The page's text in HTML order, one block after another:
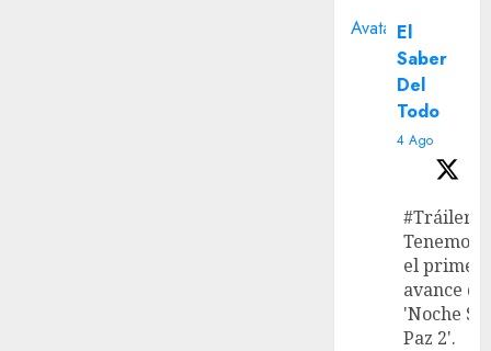
Avatar El
Saber
Del
Todo
4 Ago
#Tráiler
Tenemos
el primer
avance de
'Noche
Paz 2'.